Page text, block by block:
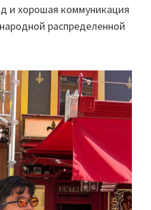
и хорошая коммуникация
распределенной